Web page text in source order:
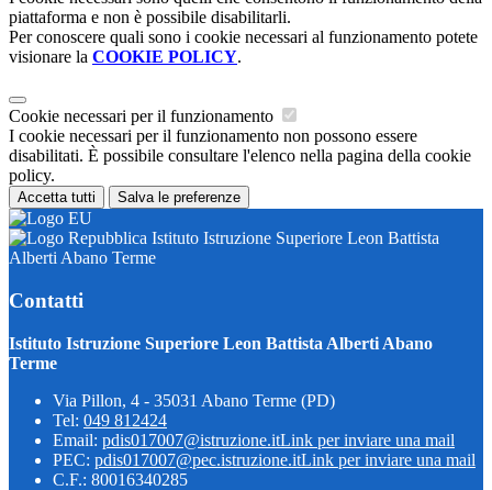
piattaforma e non è possibile disabilitarli.
Per conoscere quali sono i cookie necessari al funzionamento potete
visionare la COOKIE POLICY.
Cookie necessari per il funzionamento
I cookie necessari per il funzionamento non possono essere
disabilitati. È possibile consultare l'elenco nella pagina della cookie
policy.
Accetta tutti Salva le preferenze
Istituto Istruzione Superiore Leon Battista
Alberti Abano Terme
Contatti
Istituto Istruzione Superiore Leon Battista Alberti Abano
Terme
Via Pillon, 4 - 35031 Abano Terme (PD)
Tel: 049 812424
Email: pdis017007@istruzione.itLink per inviare una mail
PEC: pdis017007@pec.istruzione.itLink per inviare una mail
C.F.: 80016340285